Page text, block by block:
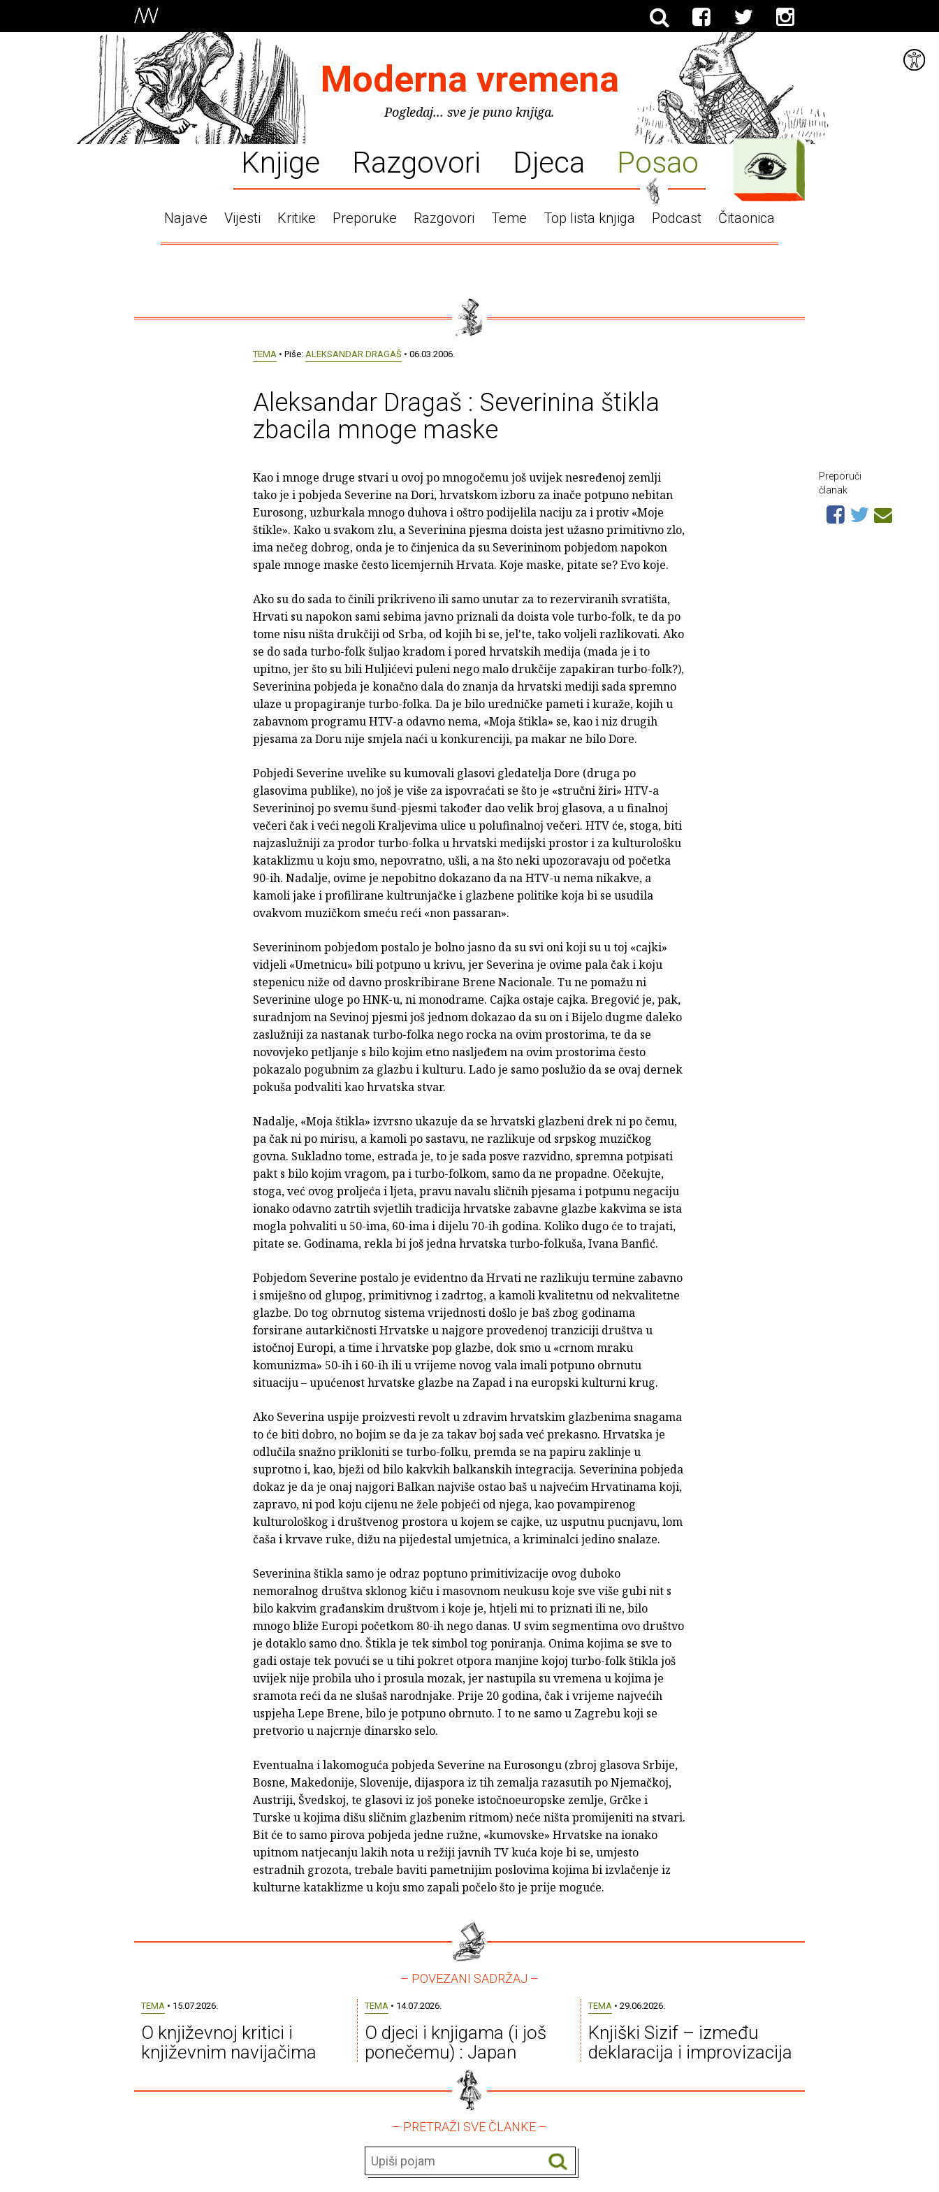
Moderna vremena
Pogledaj... sve je puno knjiga.
Knjige Razgovori Djeca Posao
Najave Vijesti Kritike Preporuke Razgovori Teme Top lista knjiga Podcast Čitaonica
TEMA • Piše: ALEKSANDAR DRAGAŠ • 06.03.2006.
Aleksandar Dragaš : Severinina štikla
zbacila mnoge maske
Kao i mnoge druge stvari u ovoj po mnogočemu još uvijek nesređenoj zemlji
tako je i pobjeda Severine na Dori, hrvatskom izboru za inače potpuno nebitan
Eurosong, uzburkala mnogo duhova i oštro podijelila naciju za i protiv «Moje
štikle». Kako u svakom zlu, a Severinina pjesma doista jest užasno primitivno zlo,
ima nečeg dobrog, onda je to činjenica da su Severininom pobjedom napokon
spale mnoge maske često licemjernih Hrvata. Koje maske, pitate se? Evo koje.
Ako su do sada to činili prikriveno ili samo unutar za to rezerviranih svratišta,
Hrvati su napokon sami sebima javno priznali da doista vole turbo-folk, te da po
tome nisu ništa drukčiji od Srba, od kojih bi se, jel'te, tako voljeli razlikovati. Ako
se do sada turbo-folk šuljao kradom i pored hrvatskih medija (mada je i to
upitno, jer što su bili Huljićevi puleni nego malo drukčije zapakiran turbo-folk?),
Severinina pobjeda je konačno dala do znanja da hrvatski mediji sada spremno
ulaze u propagiranje turbo-folka. Da je bilo uredničke pameti i kuraže, kojih u
zabavnom programu HTV-a odavno nema, «Moja štikla» se, kao i niz drugih
pjesama za Doru nije smjela naći u konkurenciji, pa makar ne bilo Dore.
Pobjedi Severine uvelike su kumovali glasovi gledatelja Dore (druga po
glasovima publike), no još je više za ispovraćati se što je «stručni žiri» HTV-a
Severininoj po svemu šund-pjesmi također dao velik broj glasova, a u finalnoj
večeri čak i veći negoli Kraljevima ulice u polufinalnoj večeri. HTV će, stoga, biti
najzaslužniji za prodor turbo-folka u hrvatski medijski prostor i za kulturološku
kataklizmu u koju smo, nepovratno, ušli, a na što neki upozoravaju od početka
90-ih. Nadalje, ovime je nepobitno dokazano da na HTV-u nema nikakve, a
kamoli jake i profilirane kultrunjačke i glazbene politike koja bi se usudila
ovakvom muzičkom smeću reći «non passaran».
Severininom pobjedom postalo je bolno jasno da su svi oni koji su u toj «cajki»
vidjeli «Umetnicu» bili potpuno u krivu, jer Severina je ovime pala čak i koju
stepenicu niže od davno proskribirane Brene Nacionale. Tu ne pomažu ni
Severinine uloge po HNK-u, ni monodrame. Cajka ostaje cajka. Bregović je, pak,
suradnjom na Sevinoj pjesmi još jednom dokazao da su on i Bijelo dugme daleko
zaslužniji za nastanak turbo-folka nego rocka na ovim prostorima, te da se
novovjeko petljanje s bilo kojim etno nasljeđem na ovim prostorima često
pokazalo pogubnim za glazbu i kulturu. Lado je samo poslužio da se ovaj dernek
pokuša podvaliti kao hrvatska stvar.
Nadalje, «Moja štikla» izvrsno ukazuje da se hrvatski glazbeni drek ni po čemu,
pa čak ni po mirisu, a kamoli po sastavu, ne razlikuje od srpskog muzičkog
govna. Sukladno tome, estrada je, to je sada posve razvidno, spremna potpisati
pakt s bilo kojim vragom, pa i turbo-folkom, samo da ne propadne. Očekujte,
stoga, već ovog proljeća i ljeta, pravu navalu sličnih pjesama i potpunu negaciju
ionako odavno zatrtih svjetlih tradicija hrvatske zabavne glazbe kakvima se ista
mogla pohvaliti u 50-ima, 60-ima i dijelu 70-ih godina. Koliko dugo će to trajati,
pitate se. Godinama, rekla bi još jedna hrvatska turbo-folkuša, Ivana Banfić.
Pobjedom Severine postalo je evidentno da Hrvati ne razlikuju termine zabavno
i smiješno od glupog, primitivnog i zadrtog, a kamoli kvalitetnu od nekvalitetne
glazbe. Do tog obrnutog sistema vrijednosti došlo je baš zbog godinama
forsirane autarkičnosti Hrvatske u najgore provedenoj tranziciji društva u
istočnoj Europi, a time i hrvatske pop glazbe, dok smo u «crnom mraku
komunizma» 50-ih i 60-ih ili u vrijeme novog vala imali potpuno obrnutu
situaciju – upućenost hrvatske glazbe na Zapad i na europski kulturni krug.
Ako Severina uspije proizvesti revolt u zdravim hrvatskim glazbenima snagama
to će biti dobro, no bojim se da je za takav boj sada već prekasno. Hrvatska je
odlučila snažno prikloniti se turbo-folku, premda se na papiru zaklinje u
suprotno i, kao, bježi od bilo kakvkih balkanskih integracija. Severinina pobjeda
dokaz je da je onaj najgori Balkan najviše ostao baš u najvećim Hrvatinama koji,
zapravo, ni pod koju cijenu ne žele pobjeći od njega, kao povampirenog
kulturološkog i društvenog prostora u kojem se cajke, uz usputnu pucnjavu, lom
čaša i krvave ruke, dižu na pijedestal umjetnica, a kriminalci jedino snalaze.
Severinina štikla samo je odraz poptuno primitivizacije ovog duboko
nemoralnog društva sklonog kiču i masovnom neukusu koje sve više gubi nit s
bilo kakvim građanskim društvom i koje je, htjeli mi to priznati ili ne, bilo
mnogo bliže Europi početkom 80-ih nego danas. U svim segmentima ovo društvo
je dotaklo samo dno. Štikla je tek simbol tog poniranja. Onima kojima se sve to
gadi ostaje tek povući se u tihi pokret otpora manjine kojoj turbo-folk štikla još
uvijek nije probila uho i prosula mozak, jer nastupila su vremena u kojima je
sramota reći da ne slušaš narodnjake. Prije 20 godina, čak i vrijeme najvećih
uspjeha Lepe Brene, bilo je potpuno obrnuto. I to ne samo u Zagrebu koji se
pretvorio u najcrnje dinarsko selo.
Eventualna i lakomoguća pobjeda Severine na Eurosongu (zbroj glasova Srbije,
Bosne, Makedonije, Slovenije, dijaspora iz tih zemalja razasutih po Njemačkoj,
Austriji, Švedskoj, te glasovi iz još poneke istočnoeuropske zemlje, Grčke i
Turske u kojima dišu sličnim glazbenim ritmom) neće ništa promijeniti na stvari.
Bit će to samo pirova pobjeda jedne ružne, «kumovske» Hrvatske na ionako
upitnom natjecanju lakih nota u režiji javnih TV kuća koje bi se, umjesto
estradnih grozota, trebale baviti pametnijim poslovima kojima bi izvlačenje iz
kulturne kataklizme u koju smo zapali počelo što je prije moguće.
Preporuči
članak
– POVEZANI SADRŽAJ –
TEMA• 15.07.2026.
O književnoj kritici i
književnim navijačima
TEMA• 14.07.2026.
O djeci i knjigama (i još
ponečemu) : Japan
TEMA• 29.06.2026.
Knjiški Sizif – između
deklaracija i improvizacija
– PRETRAŽI SVE ČLANKE –